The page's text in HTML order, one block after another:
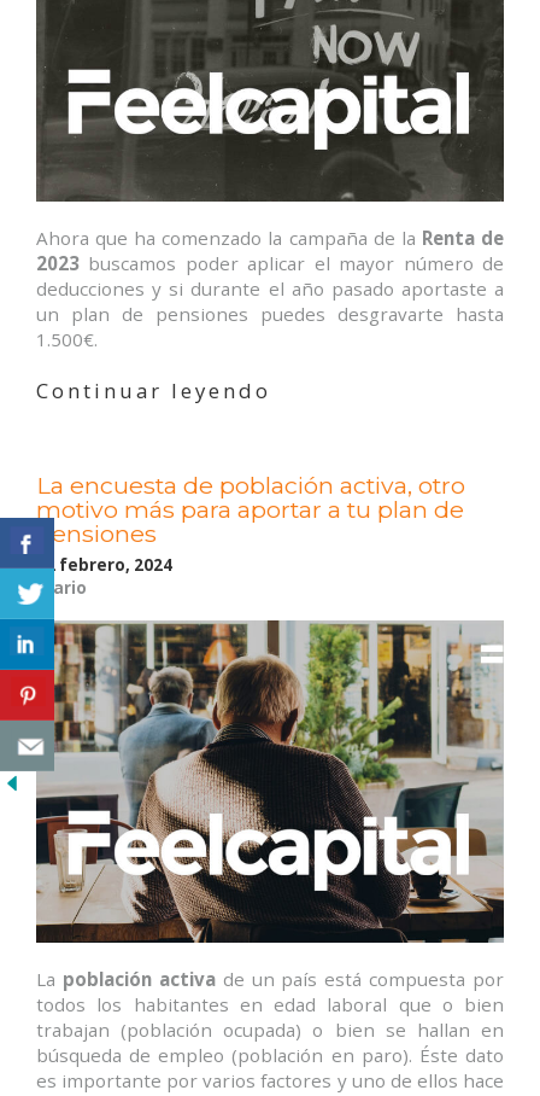
Ahora que ha comenzado la campaña de la Renta de
2023 buscamos poder aplicar el mayor número de
deducciones y si durante el año pasado aportaste a
un plan de pensiones puedes desgravarte hasta
1.500€.
Continuar leyendo
de
pensiones
Renta?»
La encuesta de población activa, otro
motivo más para aportar a tu plan de
pensiones
22 febrero, 2024
Diario
La población activade un país está compuesta por
todos los habitantes en edad laboral que o bien
trabajan (población ocupada) o bien se hallan en
búsqueda de empleo (población en paro). Éste dato
es importante por varios factores y uno de ellos hace